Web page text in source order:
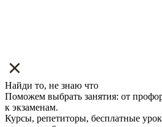
Найди то, не знаю что
Поможем выбрать занятия: от
к экзаменам.
Курсы, репетиторы, бесплатные